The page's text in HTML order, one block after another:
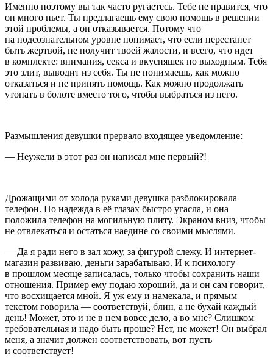
Именно поэтому вы так часто ругаетесь. Тебе не нравится, что
он много пьет. Ты предлагаешь ему свою помощь в решении
этой проблемы, а он отказывается. Потому что
на подсознательном уровне понимает, что если перестанет
быть жертвой, не получит твоей жалости, и всего, что идет
в комплекте: внимания, секса и вкусняшек по выходным. Тебя
это злит, выводит из себя. Ты не понимаешь, как можно
отказаться и не принять помощь. Как можно продолжать
утопать в болоте вместо того, чтобы выбраться из него.
Размышления девушки прервало входящее уведомление:
— Неужели в этот раз он написал мне первый?!
Дрожащими от холода руками девушка разблокировала
телефон. Но надежда в её глазах быстро угасла, и она
положила телефон на могильную плиту. Экраном вниз, чтобы
не отвлекаться и остаться наедине со своими мыслями.
— Да я ради него в зал хожу, за фигурой слежу. И интернет-
магазин развиваю, деньги зарабатываю. И к психологу
в прошлом месяце записалась, только чтобы сохранить наши
отношения. Пример ему подаю хороший, да и он сам говорит,
что восхищается мной. Я уж ему и намекала, и прямым
текстом говорила — соответствуй, блин, а не бухай каждый
день! Может, это и не в нем вовсе дело, а во мне? Слишком
требовательная и надо быть проще? Нет, не может! Он выбрал
меня, а значит должен соответствовать, вот пусть
и соответствует!